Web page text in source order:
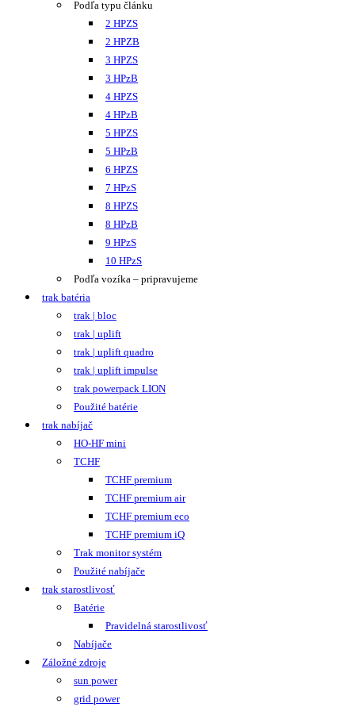
Podľa typu článku
2 HPZS
2 HPZB
3 HPZS
3 HPzB
4 HPZS
4 HPzB
5 HPZS
5 HPzB
6 HPZS
7 HPzS
8 HPZS
8 HPzB
9 HPzS
10 HPzS
Podľa vozíka – pripravujeme
trak batéria
trak | bloc
trak | uplift
trak | uplift quadro
trak | uplift impulse
trak powerpack LION
Použité batérie
trak nabíjač
HO-HF mini
TCHF
TCHF premium
TCHF premium air
TCHF premium eco
TCHF premium iQ
Trak monitor systém
Použité nabíjače
trak starostlivosť
Batérie
Pravidelná starostlivosť
Nabíjače
Záložné zdroje
sun power
grid power